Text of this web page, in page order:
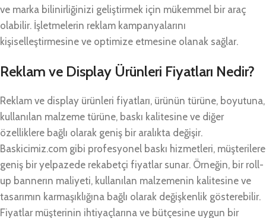
ve marka bilinirliğinizi geliştirmek için mükemmel bir araç
olabilir. İşletmelerin reklam kampanyalarını
kişiselleştirmesine ve optimize etmesine olanak sağlar.
Reklam ve Display Ürünleri Fiyatları Nedir?
Reklam ve display ürünleri fiyatları, ürünün türüne, boyutuna,
kullanılan malzeme türüne, baskı kalitesine ve diğer
özelliklere bağlı olarak geniş bir aralıkta değişir.
Baskicimiz.com gibi profesyonel baskı hizmetleri, müşterilere
geniş bir yelpazede rekabetçi fiyatlar sunar. Örneğin, bir roll-
up bannerın maliyeti, kullanılan malzemenin kalitesine ve
tasarımın karmaşıklığına bağlı olarak değişkenlik gösterebilir.
Fiyatlar müşterinin ihtiyaçlarına ve bütçesine uygun bir